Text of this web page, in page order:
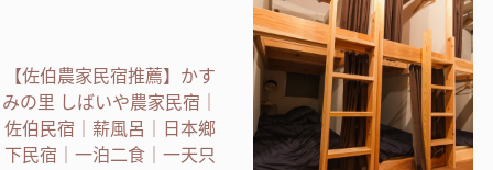
【佐伯農家民宿推薦】かす
みの里 しばいや農家民宿｜
佐伯民宿｜薪風呂｜日本鄉
下民宿｜一泊二食｜一天只